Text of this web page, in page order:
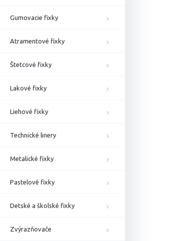
Gumovacie fixky
Atramentové fixky
Štetcové fixky
Lakové fixky
Liehové fixky
Technické linery
Metalické fixky
Pastelové fixky
Detské a školské fixky
Zvýrazňovače